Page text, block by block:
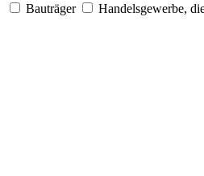
Bauträger Handelsgewerbe,